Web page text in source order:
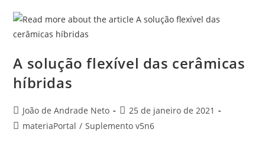
A solução flexível das cerâmicas
híbridas
João de Andrade Neto
25 de janeiro de 2021
materiaPortal / Suplemento v5n6